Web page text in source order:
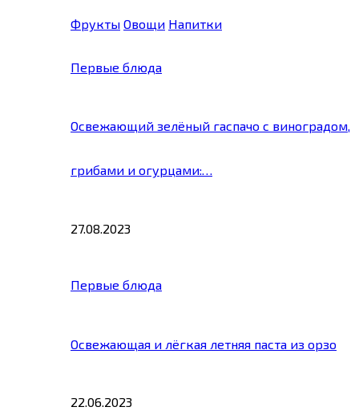
Фрукты Овощи Напитки
Первые блюда
Освежающий зелёный гаспачо с виноградом,
грибами и огурцами:…
27.08.2023
Первые блюда
Освежающая и лёгкая летняя паста из орзо
22.06.2023